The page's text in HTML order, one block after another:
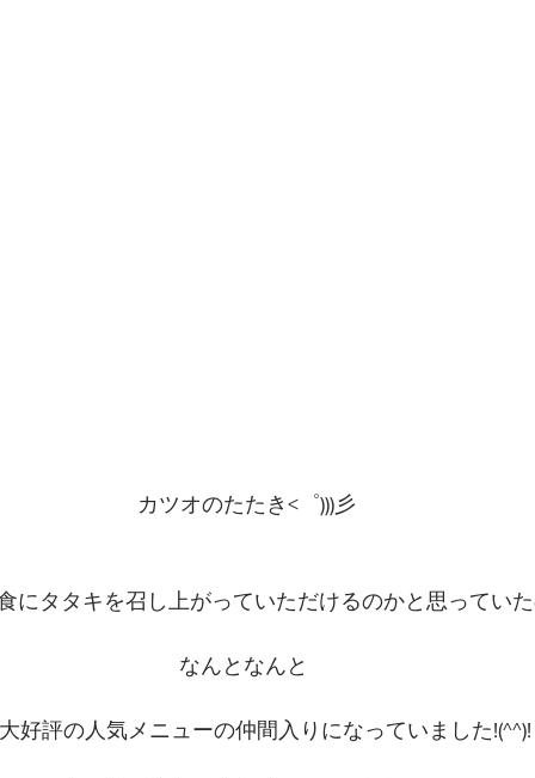
カツオのたたき<゜)))彡
にタタキを召し上がっていただけるのかと思ってい
なんとなんと
好評の人気メニューの仲間入りになっていました!(^^)!